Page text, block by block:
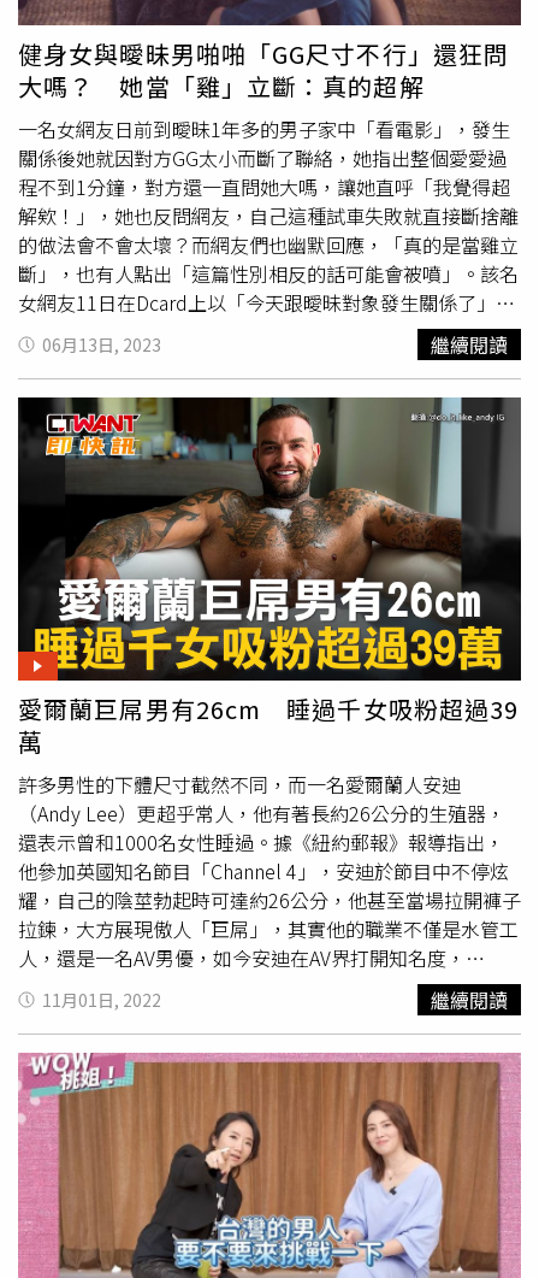
健身女與曖昧男啪啪「GG尺寸不行」還狂問
大嗎？ 她當「雞」立斷：真的超解
一名女網友日前到曖昧1年多的男子家中「看電影」，發生
關係後她就因對方GG太小而斷了聯絡，她指出整個愛愛過
程不到1分鐘，對方還一直問她大嗎，讓她直呼「我覺得超
解欸！」，她也反問網友，自己這種試車失敗就直接斷捨離
的做法會不會太壞？而網友們也幽默回應，「真的是當雞立
斷」，也有人點出「這篇性別相反的話可能會被噴」。該名
女網友11日在Dcard上以「今天跟曖昧對象發生關係了」為
題發文指出，她日前與曖昧對象相處了1年多，近日某次約
會時因為下雨就去對方家看電影，就順其自然發生了關係，
但她沒想到的是「對方下面那麼小完全沒感覺，我還要裝很
舒服的樣子」，過程中對方還問她大嗎，讓她覺得超解，而
且更慘的是整個過程不到1分鐘，對方還解釋是太久沒發生
性行為才會這樣。事後，女網友也直接對男方無感，回到家
立刻斷了聯絡，「這樣會太壞嗎？歡迎大家分享經驗。」她
後來也在留言區補充，男生的下面大約9公分而且很軟，而
且對方本來也沒有想談戀愛的意思。至於有沒有人說過她很
鬆的問題，她則是聲稱自己本身有健身習慣，前任和前前任
男友都說很舒服。她也表示，讓對方知道這件事很傷自尊
心，所以才選擇默默離開，「我們兩個之間也沒有浪費時間
啦，一直都是朋友的相處，曖昧一段時間…先試車我覺得也
沒什麼啦」。貼文一出也引發網友熱議，「一年多的感情比
不上一根
「現在人談戀愛有多少是真的有放感情的？曖昧一年，打一
次砲就放生」、「我男友也很快就射不算大，但他很帥哈哈
哈所以沒放生，曖昧就想跟他做沒想到很快就射」、「最解
的真的不是小，而是小而不自知…自己大小如何，心裡沒點
數嗎？」「如果今天換藍頭發言，奶太小，更尷尬的是她還
問我大嗎？我覺得超解欸，回家就立刻斷聯絡。應該是被罵
翻了對嗎？」
06月13日, 2023 繼續閱讀
愛爾蘭巨屌男有26cm 睡過千女吸粉超過39
萬
許多男性的下體尺寸截然不同，而一名愛爾蘭人安迪
（Andy Lee）更超乎常人，他有著長約26公分的生殖器，
還表示曾和1000名女性睡過。據《紐約郵報》報導指出，
他參加英國知名節目「Channel 4」，安迪於節目中不停炫
耀，自己的陰莖勃起時可達約26公分，他甚至當場拉開褲子
拉鍊，大方展現傲人「巨屌」，其實他的職業不僅是水管工
人，還是一名AV男優，如今安迪在AV界打開知名度，
TikTok也引來超過39.2萬人關注。
11月01日, 2022 繼續閱讀